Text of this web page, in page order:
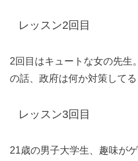
レッスン2回目
2回目はキュートな女の先生
の話、政府は何か対策してる
レッスン3回目
21歳の男子大学生、趣味が